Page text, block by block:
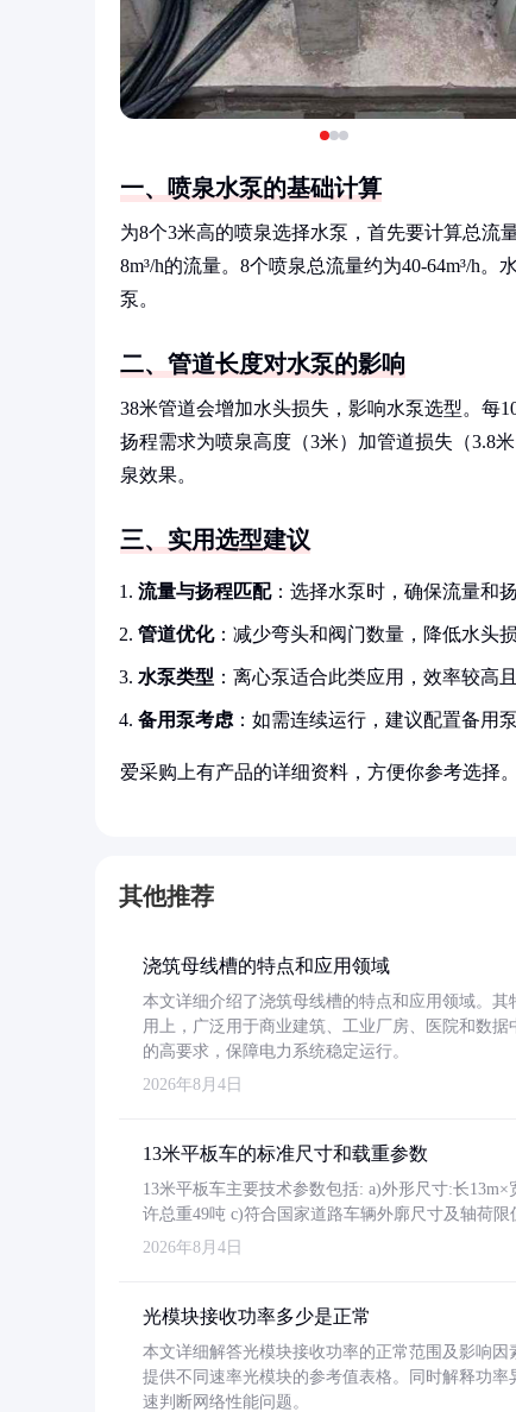
一、喷泉水泵的基础计算
为8个3米高的喷泉选择水泵，首先要计算总流
8m³/h的流量。8个喷泉总流量约为40-64m³/h
泵。
二、管道长度对水泵的影响
38米管道会增加水头损失，影响水泵选型。每
扬程需求为喷泉高度（3米）加管道损失（3.8
泉效果。
三、实用选型建议
流量与扬程匹配：选择水泵时，确保流量和
管道优化：减少弯头和阀门数量，降低水头损
水泵类型 ：离心泵适合此类应用，效率较高
备用泵考虑 ：如需连续运行，建议配置备用
爱采购上有产品的详细资料，方便你参考选择
其他推荐
浇筑母线槽的特点和应用领域
本文详细介绍了浇筑母线槽的特点和应用领域。
用上，广泛用于商业建筑、工业厂房、医院和数
的高要求，保障电力系统稳定运行。
2026年8月4日
13米平板车的标准尺寸和载重参数
13米平板车主要技术参数包括: a)外形尺寸:长
许总重49吨 c)符合国家道路车辆外廓尺寸及轴荷限
2026年8月4日
光模块接收功率多少是正常
本文详细解答光模块接收功率的正常范围及影响
提供不同速率光模块的参考值表格。同时解释功
速判断网络性能问题。